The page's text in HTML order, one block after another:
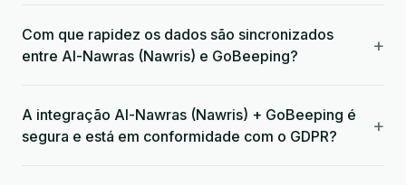
Com que rapidez os dados são sincronizados
entre Al-Nawras (Nawris) e GoBeeping?
+
A integração Al-Nawras (Nawris) + GoBeeping é
segura e está em conformidade com o GDPR?
+